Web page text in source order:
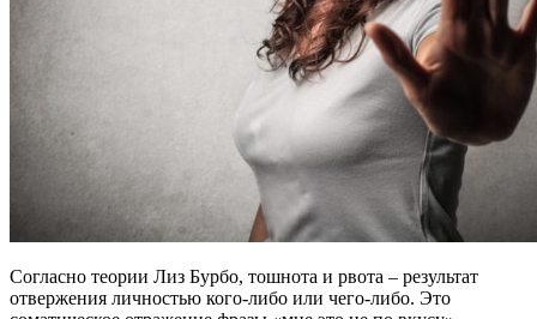
Согласно теории Лиз Бурбо, тошнота и рвота – результат
отвержения личностью кого-либо или чего-либо. Это